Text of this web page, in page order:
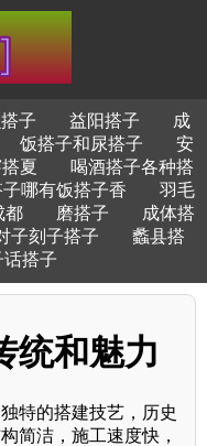
子 益阳搭子
成
饭搭子和尿搭子
安
夏
喝酒搭子各种搭
哪有饭搭子香
羽毛
都 磨搭子
成体搭
子刻子搭子
蠡县搭
搭子
统和魅力
特的搭建技艺，历史
简洁，施工速度快，